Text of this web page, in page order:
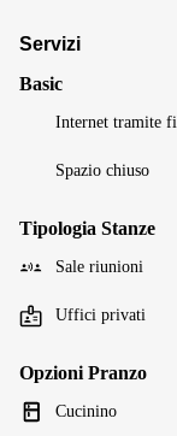
Servizi
Basic
Internet tramite
Spazio chiuso
Tipologia Stanze
Sale riunioni
Uffici privati
Opzioni Pranzo
Cucinino